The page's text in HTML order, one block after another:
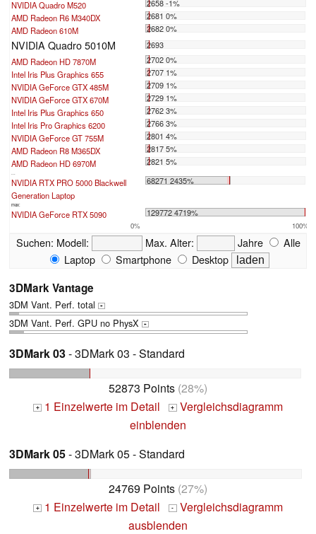
NVIDIA Quadro M520
2658 -1%
AMD Radeon R6 M340DX
2681 0%
AMD Radeon 610M
2682 0%
NVIDIA Quadro 5010M
2693
AMD Radeon HD 7870M
2702 0%
Intel Iris Plus Graphics 655
2707 1%
NVIDIA GeForce GTX 485M
2709 1%
NVIDIA GeForce GTX 670M
2729 1%
Intel Iris Plus Graphics 650
2762 3%
Intel Iris Pro Graphics 6200
2766 3%
NVIDIA GeForce GT 755M
2801 4%
AMD Radeon R8 M365DX
2817 5%
AMD Radeon HD 6970M
2821 5%
...
NVIDIA RTX PRO 5000 Blackwell
Generation Laptop
68271 2435%
max:
NVIDIA GeForce RTX 5090 129772 4719%
0% 100%
Suchen: Modell: Max. Alter: Jahre
Alle
Laptop
Smartphone Desktop
3DMark Vantage
3DM Vant. Perf. total +
3DM Vant. Perf. GPU no PhysX +
3DMark 03- 3DMark 03 - Standard
52873 Points (28%)
+ 1 Einzelwerte im Detail + Vergleichsdiagramm
einblenden
3DMark 05- 3DMark 05 - Standard
24769 Points (27%)
+ 1 Einzelwerte im Detail - Vergleichsdiagramm
ausblenden